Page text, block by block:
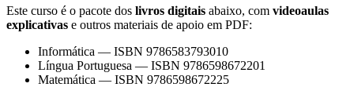
Este curso é o pacote dos livros digitais abaixo, com videoaulas
explicativas e outros materiais de apoio em PDF:
Informática — ISBN 9786583793010
Língua Portuguesa — ISBN 9786598672201
Matemática — ISBN 9786598672225